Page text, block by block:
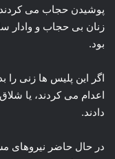
پوشیدن حجاب می
زنان بی حجاب و وادار
بود.
اگر این پلیس ها زنی را
اعدام می کردند، یا
دادند.
در حال حاضر نیروهای